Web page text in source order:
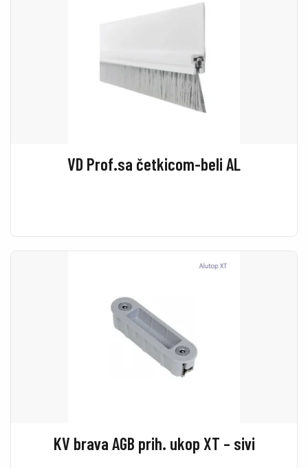
VD Prof.sa četkicom-beli AL
KV brava AGB prih. ukop XT – sivi